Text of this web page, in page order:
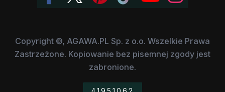
Copyright ©, AGAWA.PL Sp. z o.o. Wszelkie Prawa
Zastrzeżone. Kopiowanie bez pisemnej zgody jest
zabronione.